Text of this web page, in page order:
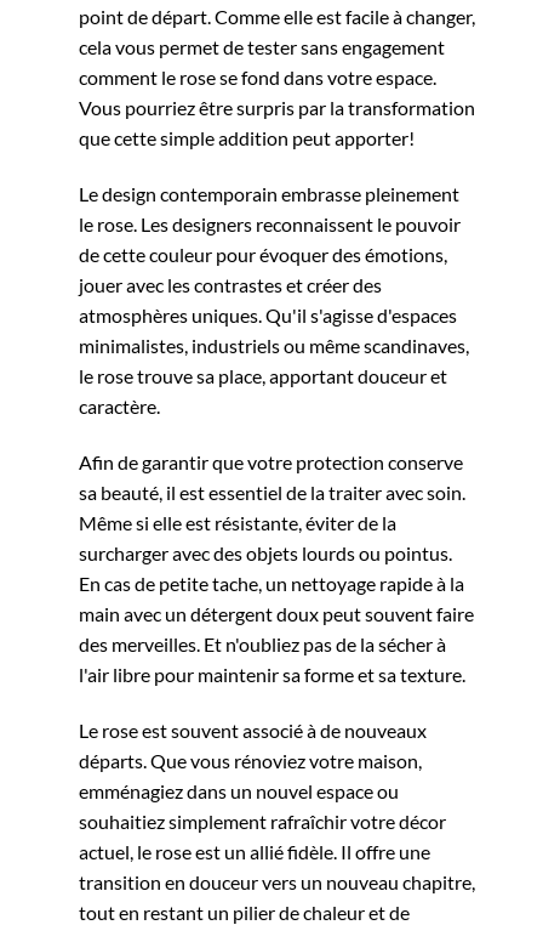
point de départ. Comme elle est facile à changer,
cela vous permet de tester sans engagement
comment le rose se fond dans votre espace.
Vous pourriez être surpris par la transformation
que cette simple addition peut apporter!
Le design contemporain embrasse pleinement
le rose. Les designers reconnaissent le pouvoir
de cette couleur pour évoquer des émotions,
jouer avec les contrastes et créer des
atmosphères uniques. Qu'il s'agisse d'espaces
minimalistes, industriels ou même scandinaves,
le rose trouve sa place, apportant douceur et
caractère.
Afin de garantir que votre protection conserve
sa beauté, il est essentiel de la traiter avec soin.
Même si elle est résistante, éviter de la
surcharger avec des objets lourds ou pointus.
En cas de petite tache, un nettoyage rapide à la
main avec un détergent doux peut souvent faire
des merveilles. Et n'oubliez pas de la sécher à
l'air libre pour maintenir sa forme et sa texture.
Le rose est souvent associé à de nouveaux
départs. Que vous rénoviez votre maison,
emménagiez dans un nouvel espace ou
souhaitiez simplement rafraîchir votre décor
actuel, le rose est un allié fidèle. Il offre une
transition en douceur vers un nouveau chapitre,
tout en restant un pilier de chaleur et de